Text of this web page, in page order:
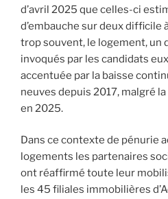
d’avril 2025 que celles-ci
d’embauche sur deux difficile
trop souvent, le logement, un
invoqués par les candidats
accentuée par la baisse
neuves depuis 2017, malgré
en 2025.
Dans ce contexte de pénurie
logements les partenaires
ont réaffirmé toute leur
les 45 filiales immobilières